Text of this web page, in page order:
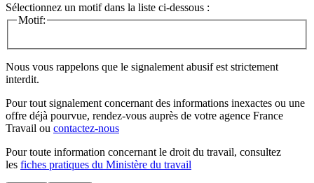
Sélectionnez un motif dans la liste ci-dessous :
Motif:
Nous vous rappelons que le signalement abusif est strictement
interdit.
Pour tout signalement concernant des informations inexactes ou une
offre déjà pourvue, rendez-vous auprès de votre agence France
Travail ou contactez-nous
Pour toute information concernant le droit du travail, consultez
les fiches pratiques du Ministère du travail